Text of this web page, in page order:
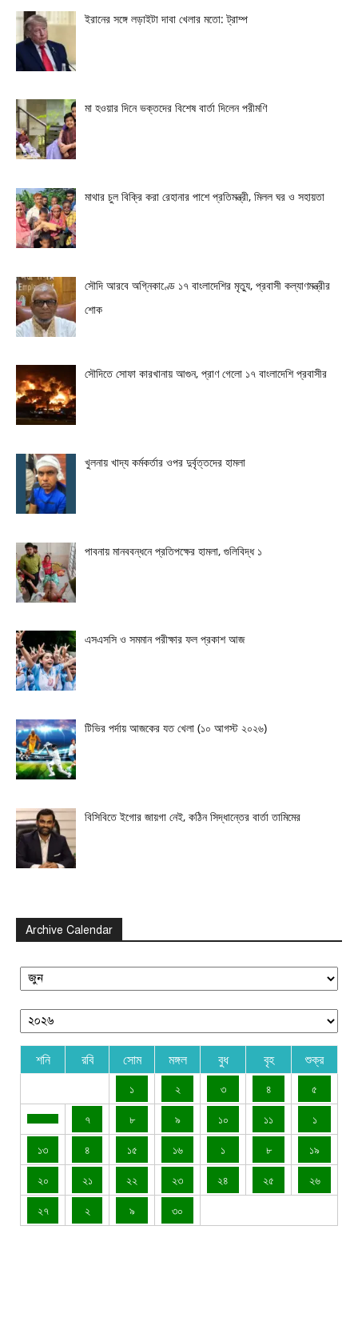
ইরানের সঙ্গে লড়াইটা দাবা খেলার মতো: ট্রাম্প
মা হওয়ার দিনে ভক্তদের বিশেষ বার্তা দিলেন পরীমণি
মাথার চুল বিক্রি করা রেহানার পাশে প্রতিমন্ত্রী, মিলল ঘর ও সহায়তা
সৌদি আরবে অগ্নিকাণ্ডে ১৭ বাংলাদেশির মৃত্যু, প্রবাসী কল্যাণমন্ত্রীর
শোক
সৌদিতে সোফা কারখানায় আগুন, প্রাণ গেলো ১৭ বাংলাদেশি প্রবাসীর
খুলনায় খাদ্য কর্মকর্তার ওপর দুর্বৃত্তদের হামলা
পাবনায় মানববন্ধনে প্রতিপক্ষের হামলা, গুলিবিদ্ধ ১
এসএসসি ও সমমান পরীক্ষার ফল প্রকাশ আজ
টিভির পর্দায় আজকের যত খেলা (১০ আগস্ট ২০২৬)
বিসিবিতে ইগোর জায়গা নেই, কঠিন সিদ্ধান্তের বার্তা তামিমের
Archive Calendar
শনি রবি সোম মঙ্গল বুধ বৃহ শুক্র
১ ২ ৩ ৪
৫
৭
৮ ৯ ১০ ১১
১
১৩
৪ ১৫ ১৬ ১ ৮
১৯
২০
২১ ২২ ২৩ ২৪ ২৫
২৬
২৭
২ ৯ ৩০